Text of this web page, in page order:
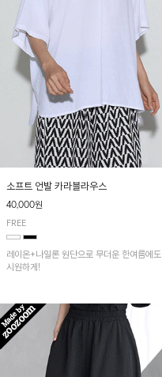
소프트 언발 카라블라우스
40,000원
FREE
레이온+나일론 원단으로 무더운 한여름에도
시원하게!